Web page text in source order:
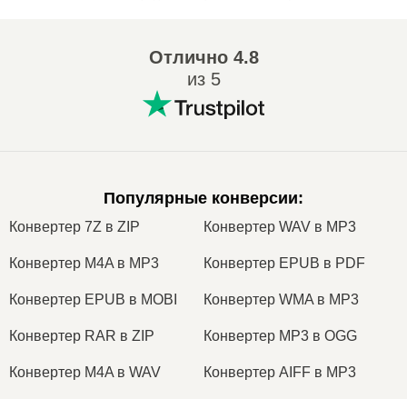
Отлично4.8
из 5
Популярные конверсии:
Конвертер 7Z в ZIP Конвертер WAV в MP3
Конвертер M4A в MP3 Конвертер EPUB в PDF
Конвертер EPUB в MOBI Конвертер WMA в MP3
Конвертер RAR в ZIP Конвертер MP3 в OGG
Конвертер M4A в WAV Конвертер AIFF в MP3